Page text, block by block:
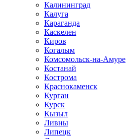
Калининград
Калуга
Караганда
Каскелен
Киров
Когалым
Комсомольск-на-Амуре
Костанай
Кострома
Краснокаменск
Курган
Курск
Кызыл
Ливны
Липецк